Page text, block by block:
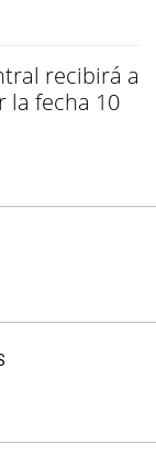
recibirá a
la fecha 10